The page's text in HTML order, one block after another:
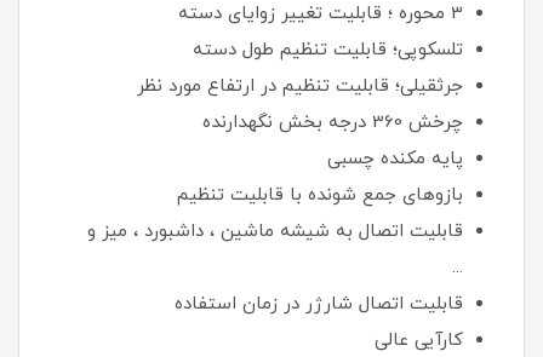
3 محوره ؛ قابلیت تغییر زوایای دسته
تلسکوپی؛ قابلیت تنظیم طول دسته
جرثقیلی؛ قابلیت تنظیم در ارتفاع مورد نظر
چرخش 360 درجه بخش نگهدارنده
پایه مکنده چسبی
بازوهای جمع شونده با قابلیت تنظیم
قابلیت اتصال به شیشه ماشین ، داشبورد ، میز و
...
قابلیت اتصال شارژر در زمان استفاده
کارآیی عالی